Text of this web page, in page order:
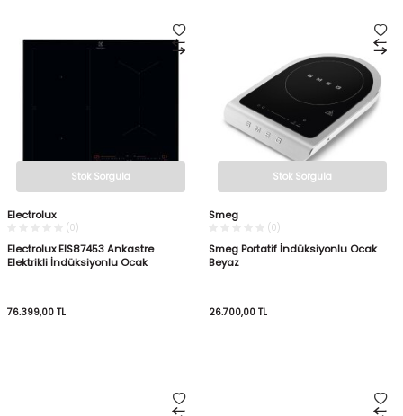
Stok Sorgula
Electrolux
(0)
Electrolux EIS87453 Ankastre
Elektrikli İndüksiyonlu Ocak
76.399,00 TL
Stok Sorgula
Smeg
(0)
Smeg Portatif İndüksiyonlu Ocak
Beyaz
26.700,00 TL